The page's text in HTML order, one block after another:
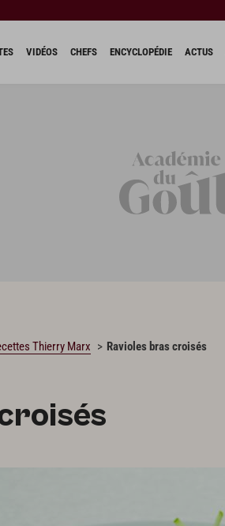
VIDÉOS CHEFS ENCYCLOPÉDIE ACTUS
Thierry Marx Ravioles bras croisés